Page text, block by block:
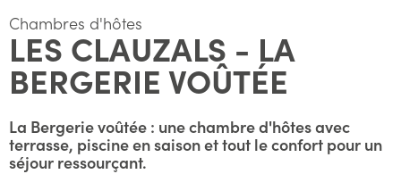
Chambres d'hôtes
LES CLAUZALS - LA
BERGERIE VOÛTÉE
La Bergerie voûtée : une chambre d'hôtes avec
terrasse, piscine en saison et tout le confort pour un
séjour ressourçant.